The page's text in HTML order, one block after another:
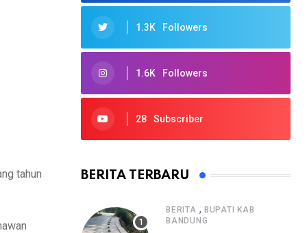
tahun
1.3K Followers
1.6K Followers
28 Subscriber
BERITA TERBARU
BERITA , BUPATI KAB
BANDUNG